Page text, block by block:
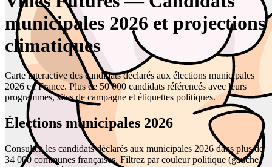
municipales 2026 et projections
climatiques
Carte interactive des candidats déclarés aux élections municipales
2026 en France. Plus de 50 000 candidats référencés avec leurs
programmes, sites de campagne et étiquettes politiques.
Élections municipales 2026
Consultez les candidats déclarés aux municipales 2026 dans plus de
34 000 communes françaises. Filtrez par couleur politique (gauche,